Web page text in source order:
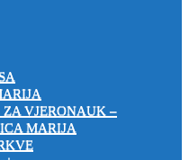
ZA VJERONAUK –
MARIJA